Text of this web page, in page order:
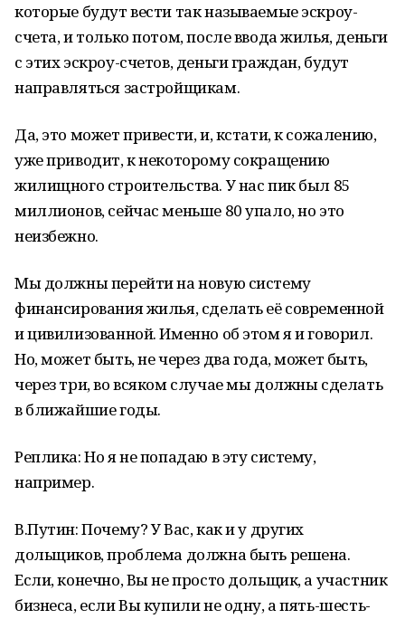
которые будут вести так называемые эскроу-
счета, и только потом, после ввода жилья, деньги
с этих эскроу-счетов, деньги граждан, будут
направляться застройщикам.
Да, это может привести, и, кстати, к сожалению,
уже приводит, к некоторому сокращению
жилищного строительства. У нас пик был 85
миллионов, сейчас меньше 80 упало, но это
неизбежно.
Мы должны перейти на новую систему
финансирования жилья, сделать её современной
и цивилизованной. Именно об этом я и говорил.
Но, может быть, не через два года, может быть,
через три, во всяком случае мы должны сделать
в ближайшие годы.
Реплика: Но я не попадаю в эту систему,
например.
В.Путин: Почему? У Вас, как и у других
дольщиков, проблема должна быть решена.
Если, конечно, Вы не просто дольщик, а участник
бизнеса, если Вы купили не одну, а пять-шесть-